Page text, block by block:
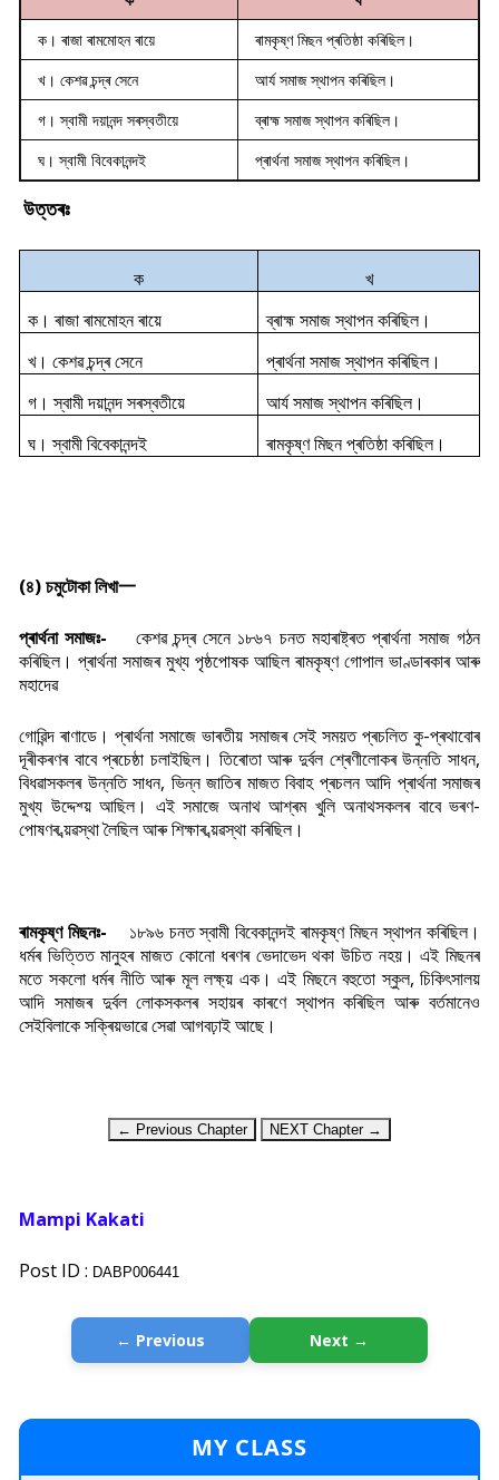
ক। ৰাজা ৰামমোহন ৰায়ে
ৰামকৃষ্ণ মিছন প্ৰতিষ্ঠা কৰিছিল।
খ। কেশৱ চন্দ্ৰ সেনে
আৰ্য সমাজ স্থাপন কৰিছিল।
গ। স্বামী দয়ানন্দ সৰস্বতীয়ে
ব্ৰাহ্ম সমাজ স্থাপন কৰিছিল।
ঘ। স্বামী বিবেকানন্দই
প্ৰাৰ্থনা সমাজ স্থাপন কৰিছিল।
উত্তৰঃ
ক
খ
ক। ৰাজা ৰামমোহন ৰায়ে
ব্ৰাহ্ম সমাজ স্থাপন কৰিছিল।
খ। কেশৱ চন্দ্ৰ সেনে
প্ৰাৰ্থনা সমাজ স্থাপন কৰিছিল।
গ। স্বামী দয়ানন্দ সৰস্বতীয়ে
আৰ্য সমাজ স্থাপন কৰিছিল।
ঘ। স্বামী বিবেকানন্দই
ৰামকৃষ্ণ মিছন প্ৰতিষ্ঠা কৰিছিল।
(৪) চমুটোকা লিখা一
প্ৰাৰ্থনা সমাজঃ- কেশৱ চন্দ্ৰ সেনে ১৮৬৭ চনত মহাৰাষ্ট্ৰত প্ৰাৰ্থনা সমাজ গঠন
কৰিছিল। প্ৰাৰ্থনা সমাজৰ মুখ্য পৃষ্ঠপোষক আছিল ৰামকৃষ্ণ গোপাল ভাণ্ডাৰকাৰ আৰু
মহাদেৱ
গোৱিন্দ ৰাণাডে। প্ৰাৰ্থনা সমাজে ভাৰতীয় সমাজৰ সেই সময়ত প্ৰচলিত কু-প্ৰথাবোৰ
দূৰীকৰণৰ বাবে প্ৰচেষ্ঠা চলাইছিল। তিৰোতা আৰু দুৰ্বল শ্ৰেণীলোকৰ উন্নতি সাধন,
বিধৱাসকলৰ উন্নতি সাধন, ভিন্ন জাতিৰ মাজত বিবাহ প্ৰচলন আদি প্ৰাৰ্থনা সমাজৰ
মুখ্য উদ্দেশ্য় আছিল। এই সমাজে অনাথ আশ্ৰম খুলি অনাথসকলৰ বাবে ভৰণ-
পোষণৰ ব্য়ৱস্থা লৈছিল আৰু শিক্ষাৰ ব্য়ৱস্থা কৰিছিল।
ৰামকৃষ্ণ মিছনঃ- ১৮৯৬ চনত স্বামী বিবেকানন্দই ৰামকৃষ্ণ মিছন স্থাপন কৰিছিল।
ধৰ্মৰ ভিত্তিত মানুহৰ মাজত কোনো ধৰণৰ ভেদাভেদ থকা উচিত নহয়। এই মিছনৰ
মতে সকলো ধৰ্মৰ নীতি আৰু মূল লক্ষ্য় এক। এই মিছনে বহুতো স্কুল, চিকিৎসালয়
আদি সমাজৰ দুৰ্বল লোকসকলৰ সহায়ৰ কাৰণে স্থাপন কৰিছিল আৰু বৰ্তমানেও
সেইবিলাকে সক্ৰিয়ভাৱে সেৱা আগবঢ়াই আছে।
← Previous Chapter NEXT Chapter →
Mampi Kakati
Post ID : DABP006441
← Previous Next →
MY CLASS